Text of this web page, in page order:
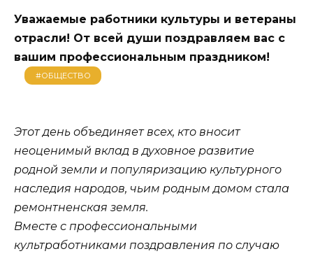
Уважаемые работники культуры и ветераны
отрасли! От всей души поздравляем вас с
вашим профессиональным праздником!
#ОБЩЕСТВО
Этот день объединяет всех, кто вносит
неоценимый вклад в духовное развитие
родной земли и популяризацию культурного
наследия народов, чьим родным домом стала
ремонтненская земля.
Вместе с профессиональными
культработниками поздравления по случаю